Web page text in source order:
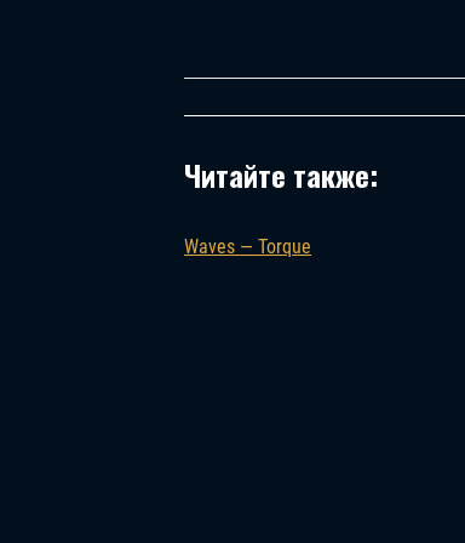
Читайте также:
Waves — Torque